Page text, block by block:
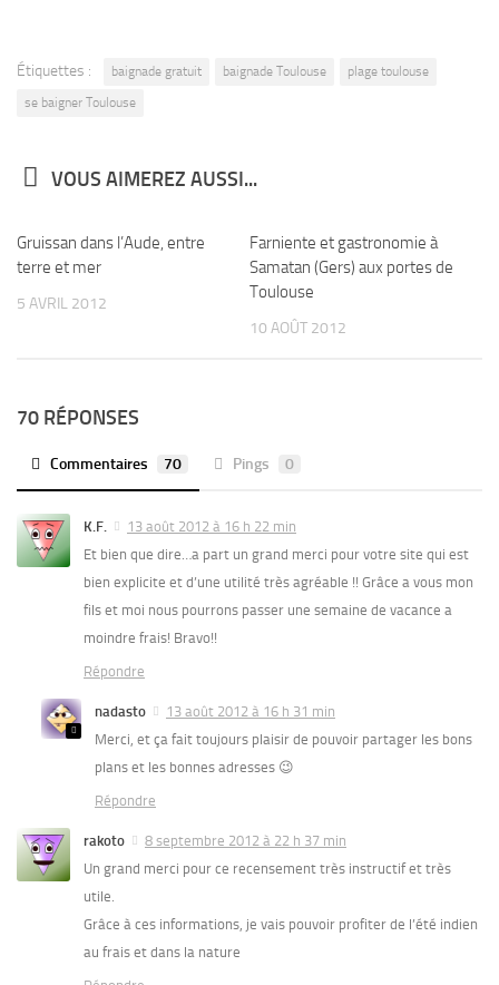
Étiquettes : baignade gratuit baignade Toulouse
plage toulouse
se baigner Toulouse
VOUS AIMEREZ AUSSI...
Gruissan dans l’Aude, entre
terre et mer
5 AVRIL 2012
Farniente et gastronomie à
Samatan (Gers) aux portes de
Toulouse
10 AOÛT 2012
70 RÉPONSES
Commentaires 70 Pings 0
K.F.
13 août 2012 à 16 h 22 min
Et bien que dire…a part un grand merci pour votre site qui est
bien explicite et d’une utilité très agréable !! Grâce a vous mon
fils et moi nous pourrons passer une semaine de vacance a
moindre frais! Bravo!!
Répondre
nadasto
13 août 2012 à 16 h 31 min
Merci, et ça fait toujours plaisir de pouvoir partager les bons
plans et les bonnes adresses 😉
Répondre
rakoto
8 septembre 2012 à 22 h 37 min
Un grand merci pour ce recensement très instructif et très
utile.
Grâce à ces informations, je vais pouvoir profiter de l’été indien
au frais et dans la nature